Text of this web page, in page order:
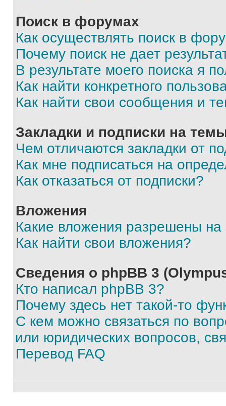
Поиск в форумах
Как осуществлять поиск в
Почему поиск не дает
В результате моего поиска я
Как найти конкретного
Как найти свои сообщения и
Закладки и подписки на
Чем отличаются закладки от
Как мне подписаться на
Как отказаться от подписки?
Вложения
Какие вложения разрешены
Как найти свои вложения?
Сведения о phpBB 3
Кто написал phpBB 3?
Почему здесь нет такой-то
С кем можно связаться по
или юридических вопросов,
Перевод FAQ